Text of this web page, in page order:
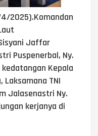
4/2025).Komandan
Jaffar
Puspenerbal, Ny.
Kepala
TNI
Jalasenastri Ny.
kerjanya di